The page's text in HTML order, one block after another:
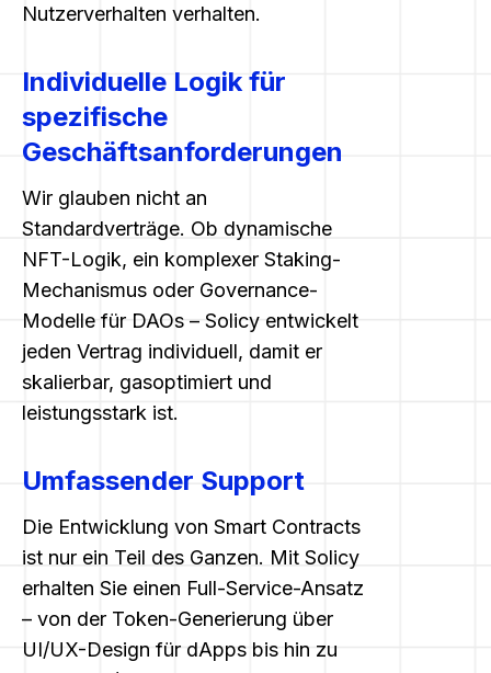
Nutzerverhalten verhalten.
Individuelle Logik für
spezifische
Geschäftsanforderungen
Wir glauben nicht an
Standardverträge. Ob dynamische
NFT-Logik, ein komplexer Staking-
Mechanismus oder Governance-
Modelle für DAOs – Solicy entwickelt
jeden Vertrag individuell, damit er
skalierbar, gasoptimiert und
leistungsstark ist.
Umfassender Support
Die Entwicklung von Smart Contracts
ist nur ein Teil des Ganzen. Mit Solicy
erhalten Sie einen Full-Service-Ansatz
– von der Token-Generierung über
UI/UX-Design für dApps bis hin zu